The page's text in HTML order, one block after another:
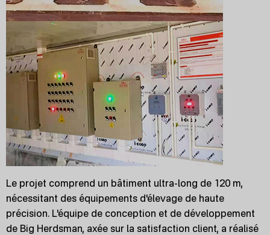
Le projet comprend un bâtiment ultra-long de 120 m,
nécessitant des équipements d'élevage de haute
précision. L'équipe de conception et de développement
de Big Herdsman, axée sur la satisfaction client, a réalisé